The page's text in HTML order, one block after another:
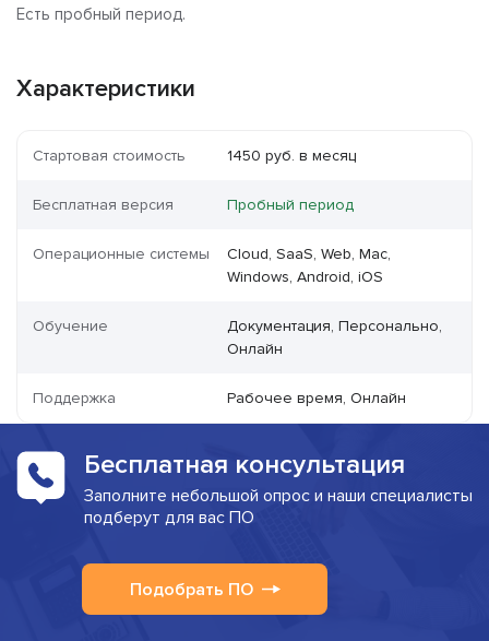
Есть пробный период.
Характеристики
Стартовая стоимость 1450 руб. в месяц
Бесплатная версия Пробный период
Операционные системы
Cloud, SaaS, Web, Mac,
Windows, Android, iOS
Обучение
Документация, Персонально,
Онлайн
Поддержка Рабочее время, Онлайн
Бесплатная консультация
Заполните небольшой опрос и наши специалисты
подберут для вас ПО
Подобрать ПО